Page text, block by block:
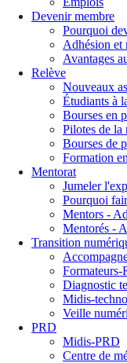
Devenir membre
Pourquoi
Adhésion et
Avantages
Relève
Nouveaux
Étudiants à
Bourses en
Pilotes de la
Bourses de
Formation
Mentorat
Jumeler
Pourquoi
Mentors -
Mentorés -
Transition
Formateurs-
Diagnostic
Midis-techno
Veille
PRD
Midis-PRD
Centre de